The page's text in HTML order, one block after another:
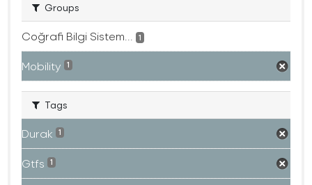
Groups
Coğrafi Bilgi Sistem... 1
Mobility 1
Tags
Durak 1
Gtfs 1